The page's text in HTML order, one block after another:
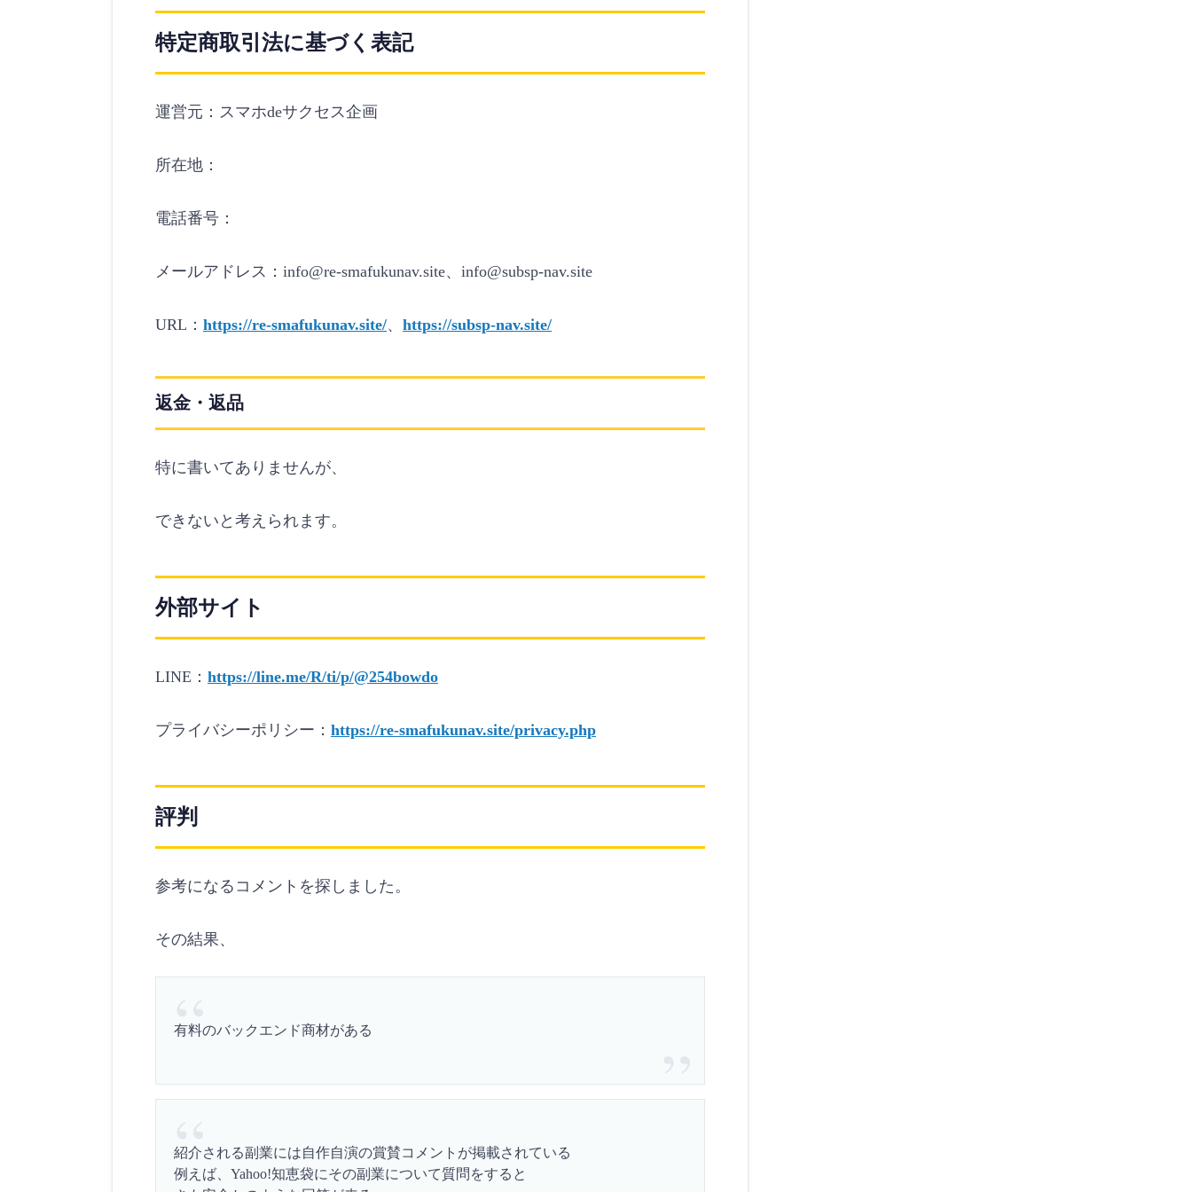
特定商取引法に基づく表記
運営元：スマホdeサクセス企画
所在地：
電話番号：
メールアドレス：info@re-smafukunav.site、info@subsp-nav.site
URL： https://re-smafukunav.site/、 https://subsp-nav.site/
返金・返品
特に書いてありませんが、
できないと考えられます。
外部サイト
LINE： https://line.me/R/ti/p/@254bowdo
プライバシーポリシー： https://re-smafukunav.site/privacy.php
評判
参考になるコメントを探しました。
その結果、
有料のバックエンド商材がある
紹介される副業には自作自演の賞賛コメントが掲載されている
例えば、Yahoo!知恵袋にその副業について質問をすると